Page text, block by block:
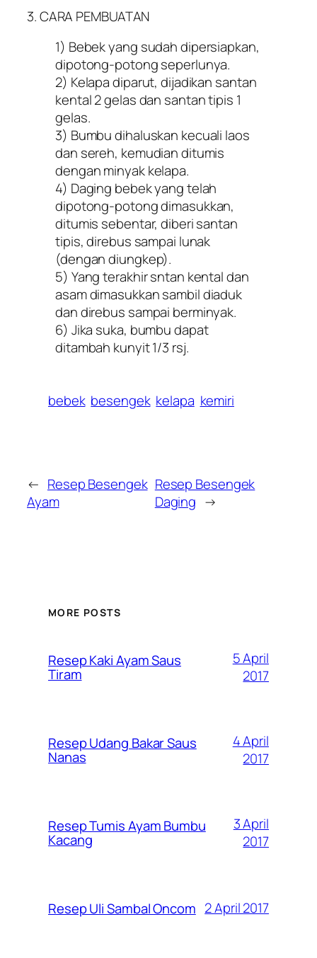
3. CARA PEMBUATAN
1) Bebek yang sudah dipersiapkan,
dipotong-potong seperlunya.
2) Kelapa diparut, dijadikan santan
kental 2 gelas dan santan tipis 1
gelas.
3) Bumbu dihaluskan kecuali laos
dan sereh, kemudian ditumis
dengan minyak kelapa.
4) Daging bebek yang telah
dipotong-potong dimasukkan,
ditumis sebentar, diberi santan
tipis, direbus sampai lunak
(dengan diungkep).
5) Yang terakhir sntan kental dan
asam dimasukkan sambil diaduk
dan direbus sampai berminyak.
6) Jika suka, bumbu dapat
ditambah kunyit 1/3 rsj.
bebek besengek kelapa kemiri
← Resep Besengek
Ayam
Resep Besengek
Daging →
MORE POSTS
Resep Kaki Ayam Saus
Tiram
5 April
2017
Resep Udang Bakar Saus
Nanas
4 April
2017
Resep Tumis Ayam Bumbu
Kacang
3 April
2017
Resep Uli Sambal Oncom 2 April 2017